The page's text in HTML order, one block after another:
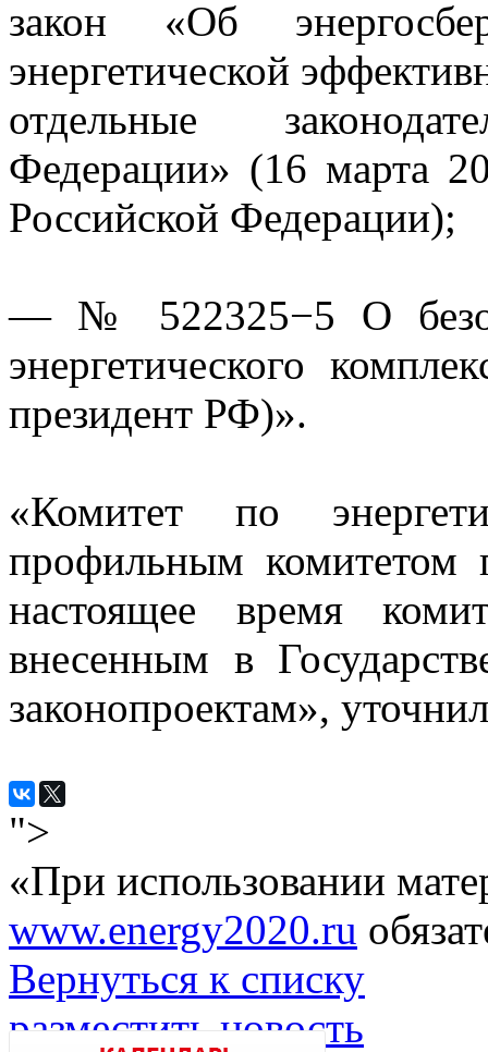
закон «Об
энергетической
отдельные
Федерации» (16 марта
Российской Федерации);
— № 522325−5 О
энергетического
президент РФ)».
«Комитет по
профильным комитетом
настоящее время
внесенным в
законопроектам»,
">
«При использовании
www.energy2020.ru
Вернуться к списку
разместить новость